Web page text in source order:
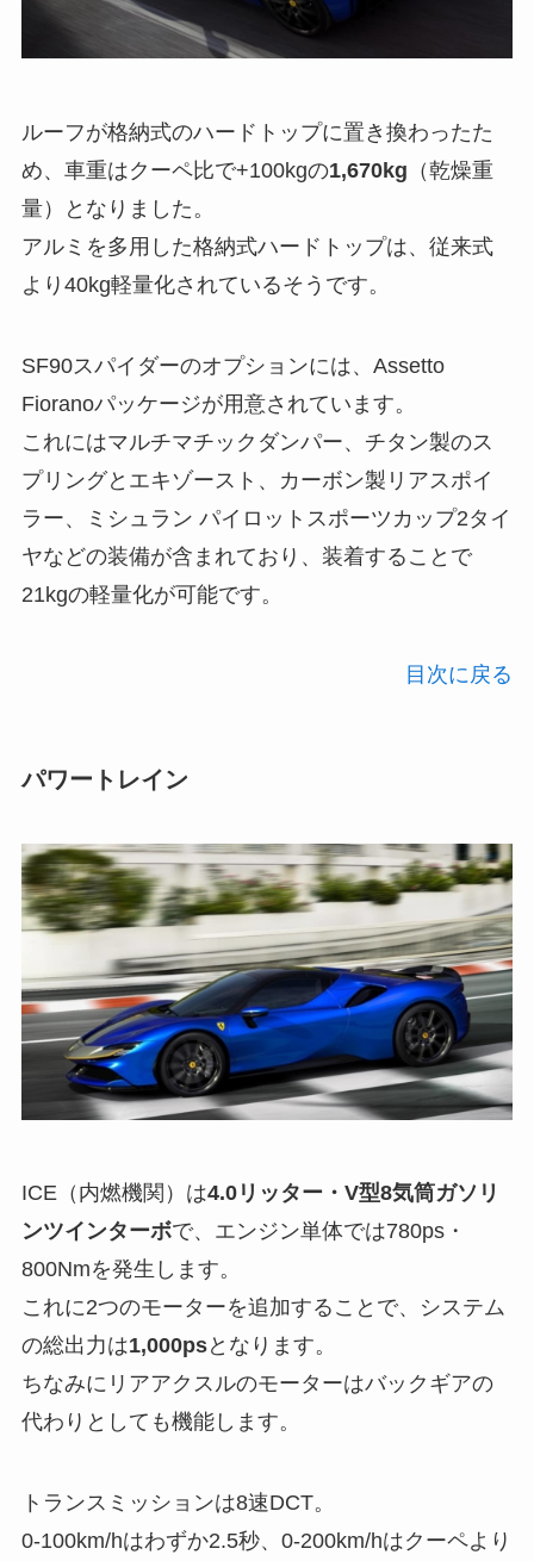
ルーフが格納式のハードトップに置き換わったた
め、車重はクーペ比で+100kgの1,670kg （乾燥重
量）となりました。
アルミを多用した格納式ハードトップは、従来式
より40kg軽量化されているそうです。
SF90スパイダーのオプションには、Assetto
Fioranoパッケージが用意されています。
これにはマルチマチックダンパー、チタン製のス
プリングとエキゾースト、カーボン製リアスポイ
ラー、ミシュラン パイロットスポーツカップ2タイ
ヤなどの装備が含まれており、装着することで
21kgの軽量化が可能です。
目次に戻る
パワートレイン
ICE（内燃機関）は4.0リッター・V型8気筒ガソリ
ンツインターボで、エンジン単体では780ps・
800Nmを発生します。
これに2つのモーターを追加することで、システム
の総出力は1,000psとなります。
ちなみにリアアクスルのモーターはバックギアの
代わりとしても機能します。
トランスミッションは8速DCT。
0-100km/hはわずか2.5秒、0-200km/hはクーペより